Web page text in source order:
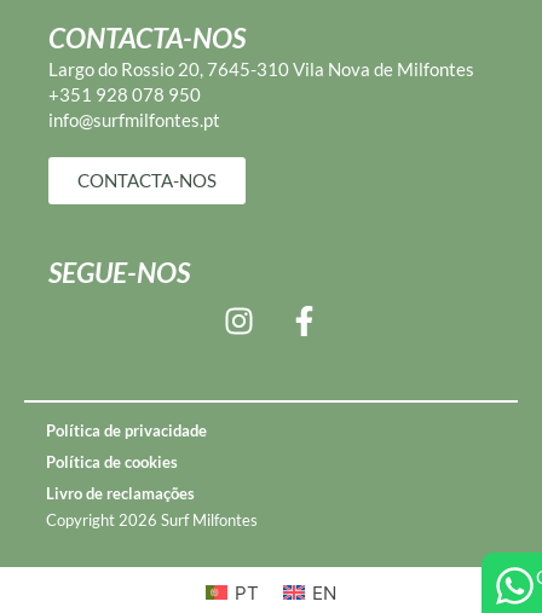
CONTACTA-NOS
Largo do Rossio 20, 7645-310 Vila Nova de Milfontes
+351 928 078 950
info@surfmilfontes.pt
CONTACTA-NOS
SEGUE-NOS
Política de privacidade
Política de cookies
Livro de reclamações
Copyright 2026 Surf Milfontes
PT EN